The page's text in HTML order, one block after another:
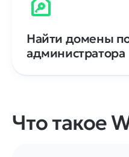
Найти домены
администратора
Что такое